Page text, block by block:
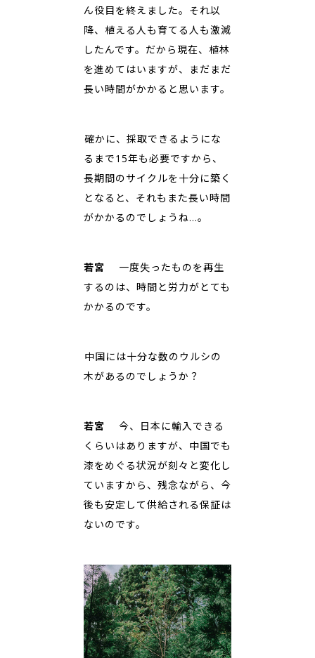
ん役目を終えました。それ以
降、植える人も育てる人も激減
したんです。だから現在、植林
を進めてはいますが、まだまだ
長い時間がかかると思います。
――確かに、採取できるようにな
るまで15年も必要ですから、
長期間のサイクルを十分に築く
となると、それもまた長い時間
がかかるのでしょうね…。
若宮
一度失ったものを再生
するのは、時間と労力がとても
かかるのです。
――中国には十分な数のウルシの
木があるのでしょうか？
若宮
今、日本に輸入できる
くらいはありますが、中国でも
漆をめぐる状況が刻々と変化し
ていますから、残念ながら、今
後も安定して供給される保証は
ないのです。